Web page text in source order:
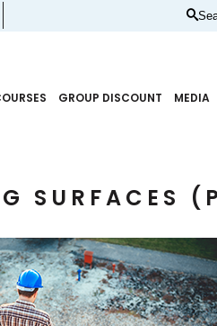
GROUP DISCOUNT MEDIA
SURFACES